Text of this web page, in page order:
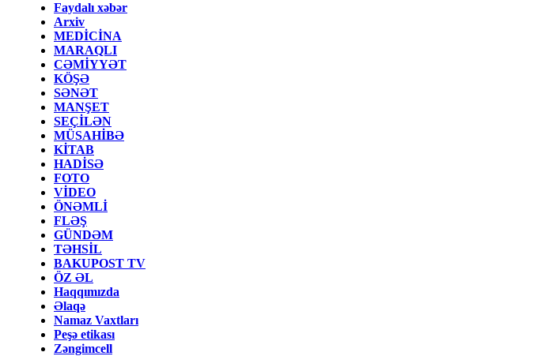
Faydalı xəbər
Arxiv
MEDİCİNA
MARAQLI
CƏMİYYƏT
KÖŞƏ
SƏNƏT
MANŞET
SEÇİLƏN
MÜSAHİBƏ
KİTAB
HADİSƏ
FOTO
VİDEO
ÖNƏMLİ
FLƏŞ
GÜNDƏM
TƏHSİL
BAKUPOST TV
ÖZ ƏL
Haqqımızda
Əlaqə
Namaz Vaxtları
Peşə etikası
Zəngimcell